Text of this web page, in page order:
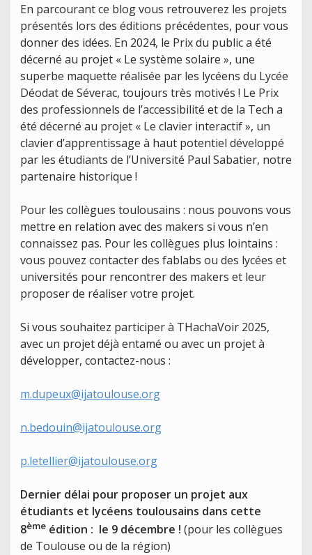
En parcourant ce blog vous retrouverez les projets
présentés lors des éditions précédentes, pour vous
donner des idées. En 2024, le Prix du public a été
décerné au projet « Le système solaire », une
superbe maquette réalisée par les lycéens du Lycée
Déodat de Séverac, toujours très motivés ! Le Prix
des professionnels de l’accessibilité et de la Tech a
été décerné au projet « Le clavier interactif », un
clavier d’apprentissage à haut potentiel développé
par les étudiants de l’Université Paul Sabatier, notre
partenaire historique !
Pour les collègues toulousains : nous pouvons vous
mettre en relation avec des makers si vous n’en
connaissez pas. Pour les collègues plus lointains :
vous pouvez contacter des fablabs ou des lycées et
universités pour rencontrer des makers et leur
proposer de réaliser votre projet.
Si vous souhaitez participer à THachaVoir 2025,
avec un projet déjà entamé ou avec un projet à
développer, contactez-nous :
m.dupeux@ijatoulouse.org
n.bedouin@ijatoulouse.org
p.letellier@ijatoulouse.org
Dernier délai pour proposer un projet aux
étudiants et lycéens toulousains dans cette
8èmeédition : le 9 décembre ! (pour les collègues
de Toulouse ou de la région)